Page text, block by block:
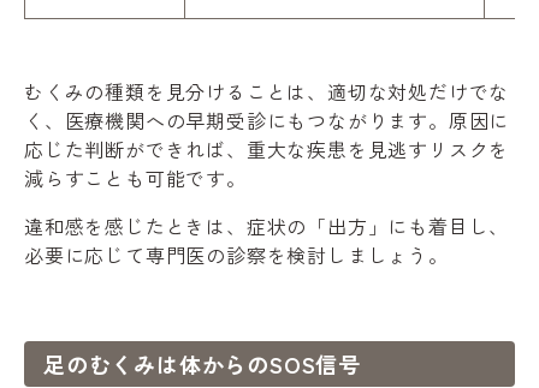
むくみの種類を見分けることは、適切な対処だけでな
く、医療機関への早期受診にもつながります。原因に
応じた判断ができれば、重大な疾患を見逃すリスクを
減らすことも可能です。
違和感を感じたときは、症状の「出方」にも着目し、
必要に応じて専門医の診察を検討しましょう。
足のむくみは体からのSOS信号